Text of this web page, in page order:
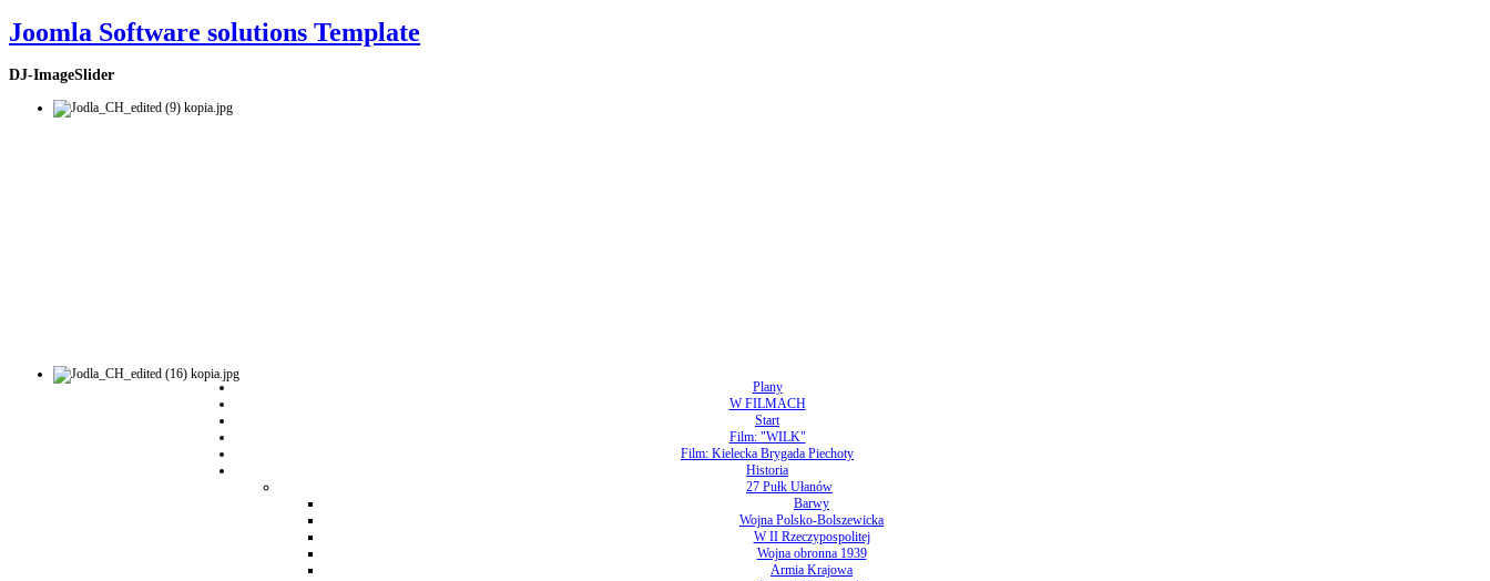
Joomla Software solutions Template
DJ-ImageSlider
Plany
W FILMACH
Start
Film: "WILK"
Film: Kielecka Brygada Piechoty
Historia
27 Pułk Ułanów
Barwy
Wojna Polsko-Bolszewicka
W II Rzeczypospolitej
Wojna obronna 1939
Armia Krajowa